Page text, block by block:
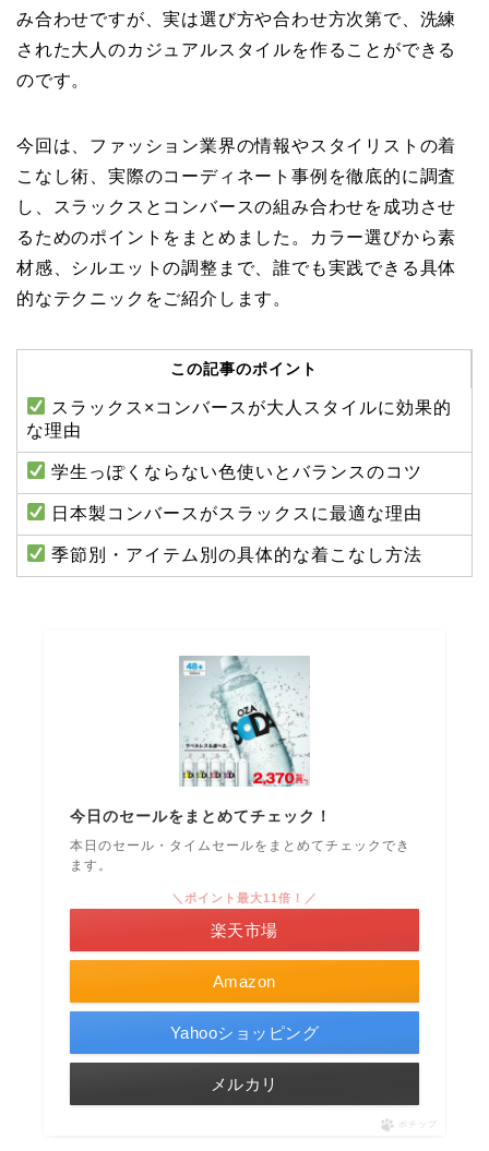
み合わせですが、実は選び方や合わせ方次第で、洗練
された大人のカジュアルスタイルを作ることができる
のです。
今回は、ファッション業界の情報やスタイリストの着
こなし術、実際のコーディネート事例を徹底的に調査
し、スラックスとコンバースの組み合わせを成功させ
るためのポイントをまとめました。カラー選びから素
材感、シルエットの調整まで、誰でも実践できる具体
的なテクニックをご紹介します。
この記事のポイント
スラックス×コンバースが大人スタイルに効果的
な理由
学生っぽくならない色使いとバランスのコツ
日本製コンバースがスラックスに最適な理由
季節別・アイテム別の具体的な着こなし方法
今日のセールをまとめてチェック！
本日のセール・タイムセールをまとめてチェックでき
ます。
Amazon
＼ポイント最大11倍！／
楽天市場
Yahooショッピング
メルカリ
ポチップ